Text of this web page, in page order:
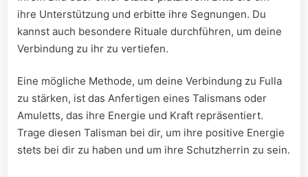
ihre Unterstützung und erbitte ihre​ Segnungen. Du ​
kannst auch besondere Rituale durchführen, um deine
⁣Verbindung zu ihr zu vertiefen.
Eine mögliche Methode, um deine Verbindung zu Fulla
‌zu stärken, ⁤ist das Anfertigen eines Talismans oder
Amuletts, das ‍ihre Energie und Kraft repräsentiert.
Trage diesen Talisman bei dir, um ihre positive⁤ Energie
stets bei dir⁢ zu ⁣haben und um ⁣ihre Schutzherrin zu sein.